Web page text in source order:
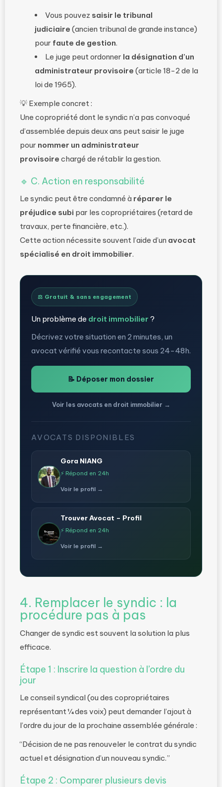
Vous pouvez saisir le tribunal
judiciaire (ancien tribunal de grande instance)
pour faute de gestion.
Le juge peut ordonner la désignation d’un
administrateur provisoire (article 18-2 de la
loi de 1965).
💡 Exemple concret :
Une copropriété dont le syndic n’a pas convoqué
d’assemblée depuis deux ans peut saisir le juge
pour nommer un administrateur
provisoire chargé de rétablir la gestion.
🔹 C. Action en responsabilité
Le syndic peut être condamné à réparer le
préjudice subi par les copropriétaires (retard de
travaux, perte financière, etc.).
Cette action nécessite souvent l’aide d’un avocat
spécialisé en droit immobilier.
⚖️ Gratuit & sans engagement
Un problème de droit immobilier ?
Décrivez votre situation en 2 minutes, un
avocat vérifié vous recontacte sous 24-48h.
📝 Déposer mon dossier
Voir les avocats en droit immobilier →
AVOCATS DISPONIBLES
Gora NIANG
⚡ Répond en 24h
Voir le profil →
Trouver Avocat – Profil
⚡ Répond en 24h
Voir le profil →
4. Remplacer le syndic : la
procédure pas à pas
Changer de syndic est souvent la solution la plus
efficace.
Étape 1 : Inscrire la question à l’ordre du
jour
Le conseil syndical (ou des copropriétaires
représentant ¼ des voix) peut demander l’ajout à
l’ordre du jour de la prochaine assemblée générale :
“Décision de ne pas renouveler le contrat du syndic
actuel et désignation d’un nouveau syndic.”
Étape 2 : Comparer plusieurs devis